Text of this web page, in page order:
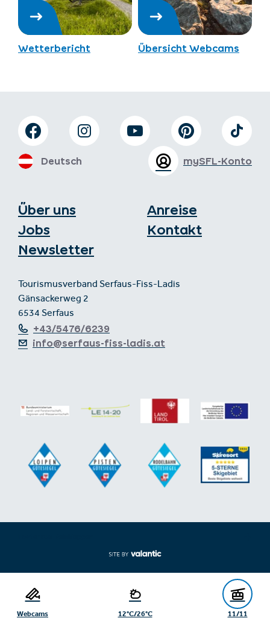
Webcams 12°C/26°C 11/11
Wetterbericht Übersicht Webcams
Über uns
Jobs
Newsletter
Anreise
Kontakt
Tourismusverband Serfaus-Fiss-Ladis
Gänsackerweg 2
6534 Serfaus
+43/5476/6239
info@serfaus-fiss-ladis.at
mySFL-Konto
Deutsch